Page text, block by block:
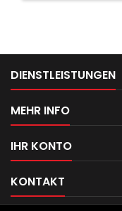
DIENSTLEISTUNGEN
MEHR INFO
IHR KONTO
KONTAKT